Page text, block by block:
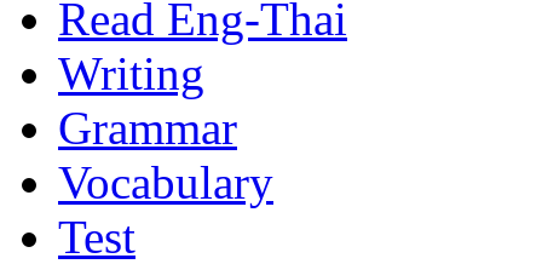
Read Eng-Thai
Writing
Grammar
Vocabulary
Test